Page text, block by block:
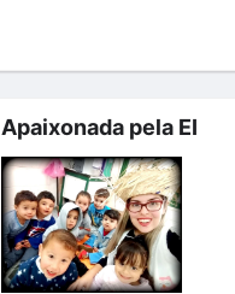
Apaixonada pela EI